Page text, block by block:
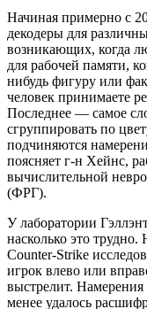
Начиная примерно с
декодеры для
возникающих, когда
для рабочей памяти,
нибудь фигуру или
человек принимаете
Последнее — самое
сгруппировать по
подчиняются
поясняет г-н Хейнс,
вычислительной
(ФРГ).
У лаборатории
насколько это
Counter-Strike
игрок влево или
выстрелит.
менее удалось